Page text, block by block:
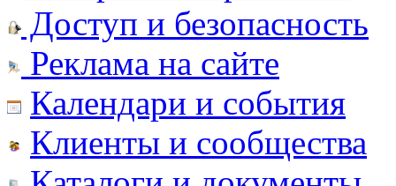
Доступ и безопасность
Реклама на сайте
Календари и события
Клиенты и сообщества